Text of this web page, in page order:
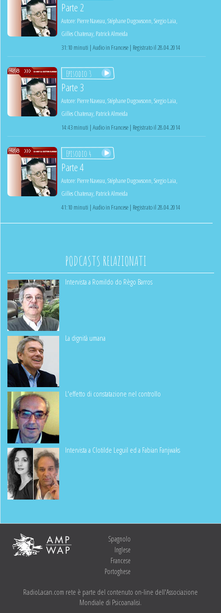
Parte 2
Autore: Pierre Naveau Stéphane Dugowsonn Sergio Laia
Gilles Chatenay, Patrick Almeida
31:10 minuti | Audio in Francese | Registrato il 28.04.2014
Episodio 3
Parte 3
Autore: Pierre Naveau Stéphane Dugowsonn Sergio Laia
Gilles Chatenay, Patrick Almeida
14:43 minuti | Audio in Francese | Registrato il 28.04.2014
Episodio 4
Parte 4
Autore: Pierre Naveau Stéphane Dugowsonn Sergio Laia
Gilles Chatenay, Patrick Almeida
41:10 minuti | Audio in Francese | Registrato il 28.04.2014
PODCASTS RELAZIONATI
Intervista a Romildo do Règo Barros
La dignità umana
L'effetto di constatazione nel controllo
Intervista a Clotilde Leguil ed a Fabian Fanjwaks
Spagnolo
Inglese
Francese
Portoghese
RadioLacan.com rete è parte del contenuto on-line dell'Associazione
Mondiale di Psicoanalisi.